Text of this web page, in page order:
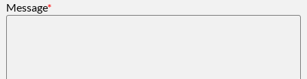
Message*